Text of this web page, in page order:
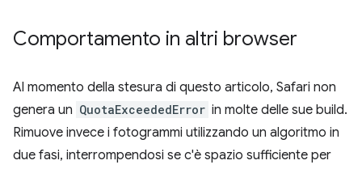
Comportamento in altri browser
Al momento della stesura di questo articolo, Safari non
genera un QuotaExceededError in molte delle sue build.
Rimuove invece i fotogrammi utilizzando un algoritmo in
due fasi, interrompendosi se c'è spazio sufficiente per